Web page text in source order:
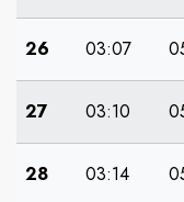
26 03:07
27 03:10
28 03:14